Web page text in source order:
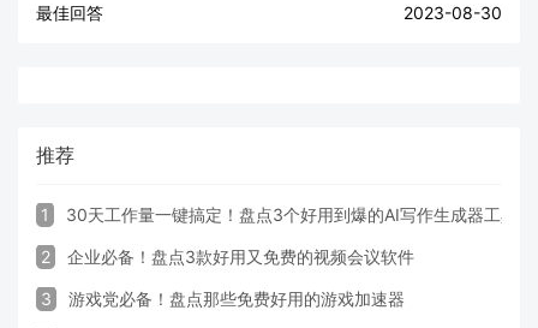
最佳回答 2023-08-30
推荐
1 30天工作量一键搞定！盘点3个好用到爆的AI写作生成器工具
2 企业必备！盘点3款好用又免费的视频会议软件
3 游戏党必备！盘点那些免费好用的游戏加速器